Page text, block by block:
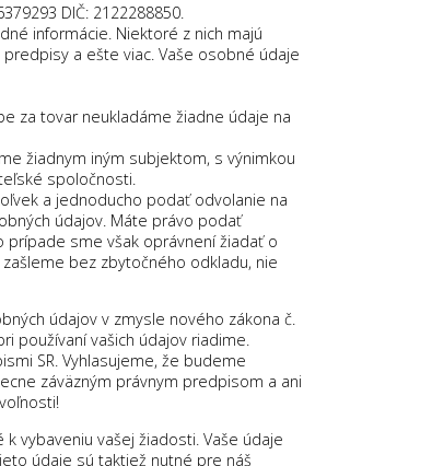
DIČ: 2122288850.
informácie. Niektoré z nich majú
a ešte viac. Vaše osobné údaje
za tovar neukladáme žiadne údaje na
žiadnym iným subjektom, s výnimkou
spoločnosti.
a jednoducho podať odvolanie na
údajov. Máte právo podať
prípade sme však oprávnení žiadať o
bez zbytočného odkladu, nie
údajov v zmysle nového zákona č.
používaní vašich údajov riadime.
SR. Vyhlasujeme, že budeme
záväzným právnym predpisom a ani
vybaveniu vašej žiadosti. Vaše údaje
údaje sú taktiež nutné pre náš